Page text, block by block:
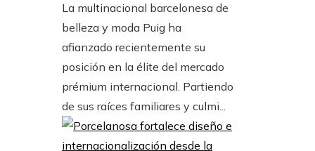
La multinacional barcelonesa de
belleza y moda Puig ha
afianzado recientemente su
posición en la élite del mercado
prémium internacional. Partiendo
de sus raíces familiares y culmi...